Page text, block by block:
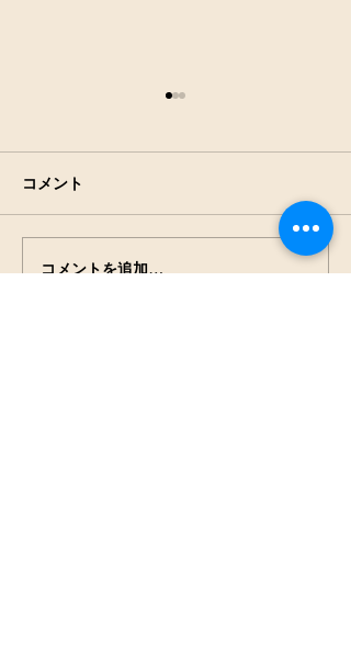
コメント
コメントを追加…